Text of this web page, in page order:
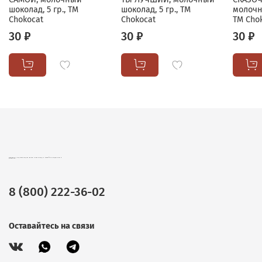
шоколад, 5 гр., TM
Chokocat
30 ₽
шоколад, 5 гр., TM
Chokocat
30 ₽
TM
30 ₽
8 (800) 222-36-02
Оставайтесь на связи